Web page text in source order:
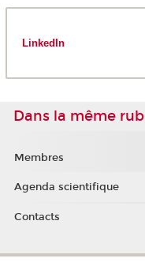
LinkedIn
Dans la même
Membres
Agenda scientifique
Contacts